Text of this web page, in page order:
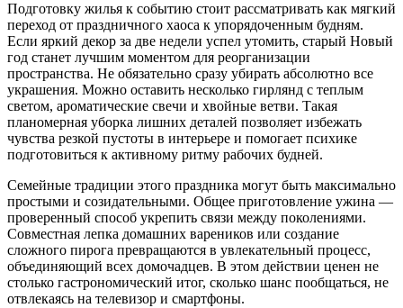
Подготовку жилья к событию стоит рассматривать как мягкий
переход от праздничного хаоса к упорядоченным будням.
Если яркий декор за две недели успел утомить, старый Новый
год станет лучшим моментом для реорганизации
пространства. Не обязательно сразу убирать абсолютно все
украшения. Можно оставить несколько гирлянд с теплым
светом, ароматические свечи и хвойные ветви. Такая
планомерная уборка лишних деталей позволяет избежать
чувства резкой пустоты в интерьере и помогает психике
подготовиться к активному ритму рабочих будней.
Семейные традиции этого праздника могут быть максимально
простыми и созидательными. Общее приготовление ужина —
проверенный способ укрепить связи между поколениями.
Совместная лепка домашних вареников или создание
сложного пирога превращаются в увлекательный процесс,
объединяющий всех домочадцев. В этом действии ценен не
столько гастрономический итог, сколько шанс пообщаться, не
отвлекаясь на телевизор и смартфоны.